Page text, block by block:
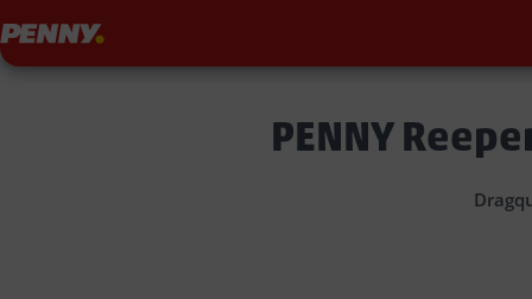
Penny
PENNY